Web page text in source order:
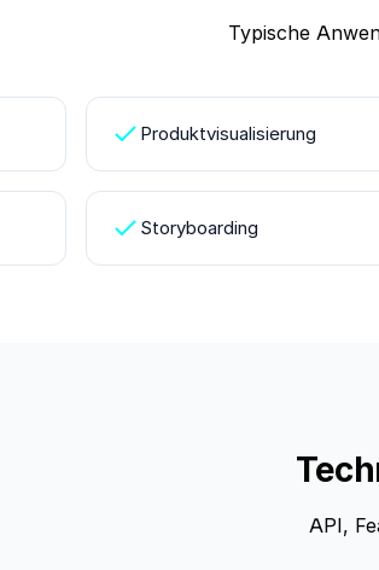
Typische
Produktvisualisierung
Storyboarding
API,